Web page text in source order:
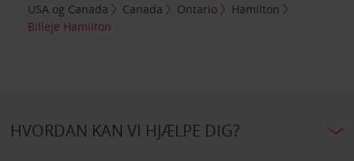
USA og Canada
Canada Ontario
Hamilton
Billeje Hamilton
HVORDAN KAN VI HJÆLPE DIG?